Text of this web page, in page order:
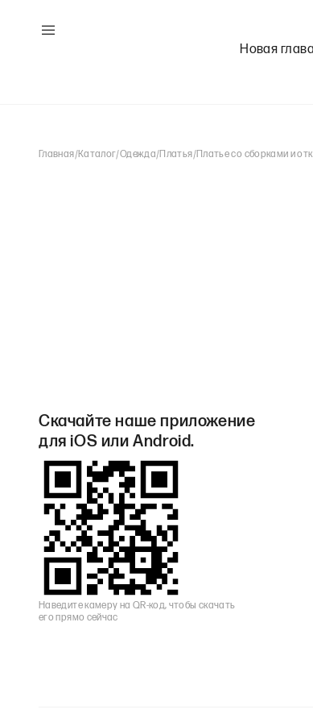
Новая
Главная/Каталог/Одежда/ Платья/Платье со сборками и
Скачайте наше приложение
для iOS или Android.
Наведите камеру на QR-код, чтобы скачать
его прямо сейчас